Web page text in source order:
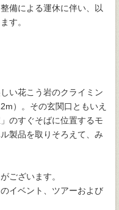
備による運休に伴い、以
す。
い花こう岩のクライミン
）。その玄関口ともいえ
のすぐそばに位置するモ
製品を取りそろえて、み
ございます。
イベント、ツアーおよび